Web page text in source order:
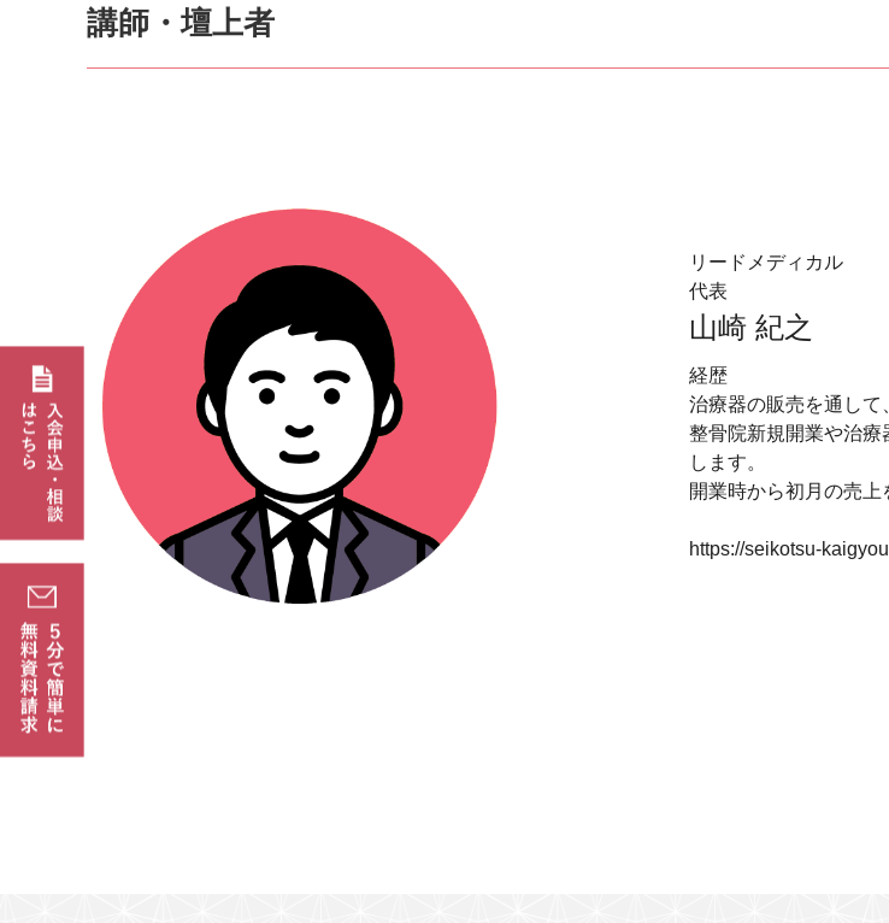
講師・壇上者
リードメディカル
代表
山崎 紀之
経歴
治療器の販売を通して
整骨院新規開業や治療
します。
開業時から初月の売上
https://seikotsu-